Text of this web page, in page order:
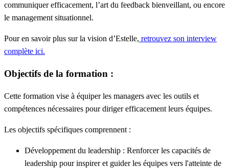
communiquer efficacement, l’art du feedback bienveillant, ou encore
le management situationnel.
Pour en savoir plus sur la vision d’Estelle, retrouvez son interview
complète ici.
Objectifs de la formation :
Cette formation vise à équiper les managers avec les outils et
compétences nécessaires pour diriger efficacement leurs équipes.
Les objectifs spécifiques comprennent :
Développement du leadership : Renforcer les capacités de
leadership pour inspirer et guider les équipes vers l'atteinte de